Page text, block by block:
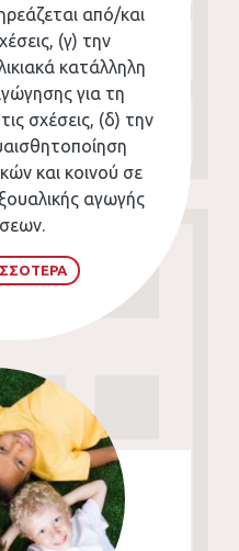
από/και
(γ) την
κατάλληλη
για τη
σχέσεις, (δ) την
και κοινού σε
αγωγής